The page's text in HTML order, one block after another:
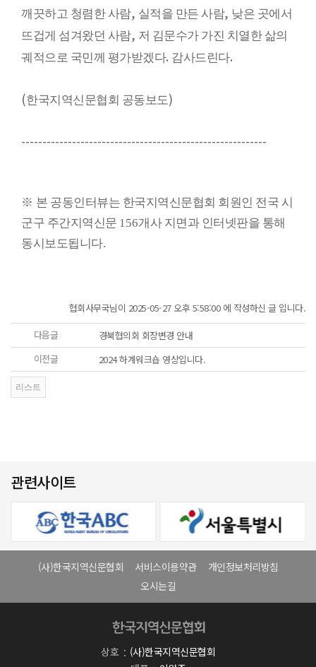
깨끗하고 청렴한 사람, 실적을 만든 사람, 낮은 곳에서
뜨겁게 섬겨왔던 사람, 저 김문수가 가진 치열한 삶의
궤적으로 국민께 평가받겠다. 감사드린다.
(한국지역신문협회 공동보도)
----------------------------------------------------------
※ 본 공동인터뷰는 한국지역신문협회 회원인 전국 시
군구 주간지역신문 156개사 지면과 인터넷판을 통해
동시보도됩니다.
협회사무국님이 2025-05-27 오후 5:58:00 에 작성하신 글 입니다.
다음글
경북협의회 회장변경 안내
이전글
2024 하계워크숍 영상입니다.
관련사이트
(사)한국지역신문협회 서비스이용약관
개인정보처리방침
오시는길
상호
(사)한국지역신문협회